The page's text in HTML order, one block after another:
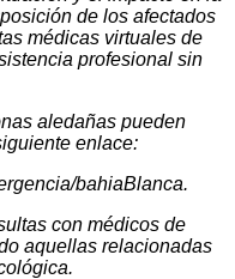
de los afectados
médicas virtuales de
profesional sin
aledañas pueden
enlace:
bahiaBlanca.
con médicos de
aquellas relacionadas